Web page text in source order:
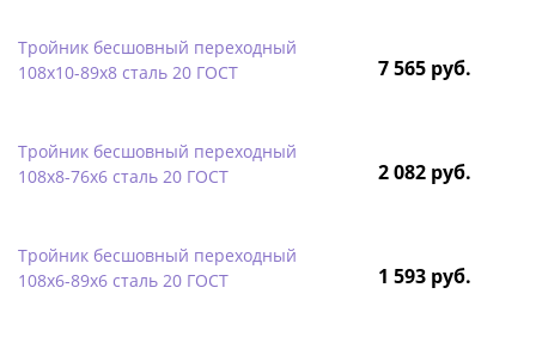
Тройник бесшовный переходный
108х10-89х8 сталь 20 ГОСТ
7 565 руб.
Тройник бесшовный переходный
108х8-76х6 сталь 20 ГОСТ
2 082 руб.
Тройник бесшовный переходный
108х6-89х6 сталь 20 ГОСТ
1 593 руб.